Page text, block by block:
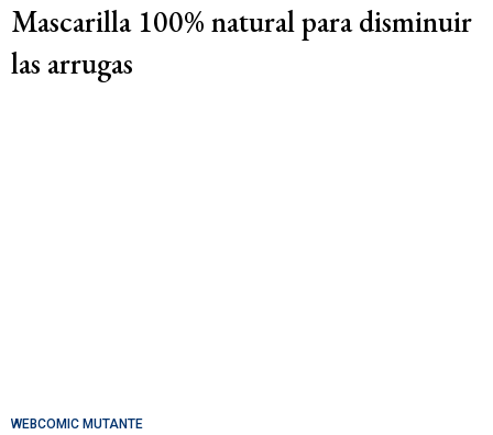
Mascarilla 100% natural para disminuir
las arrugas
WEBCOMIC MUTANTE